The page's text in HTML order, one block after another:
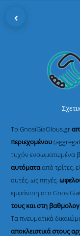
Το GnosiGiaOlous.gr
περιεχομένου
τυχόν ενσωματωμένα
αυτόματααπό τρίτες,
αυτές, ως πηγές,
εμφάνιση στο
τους και στη
Τα πνευματικά
αποκλειστικά στους
‹